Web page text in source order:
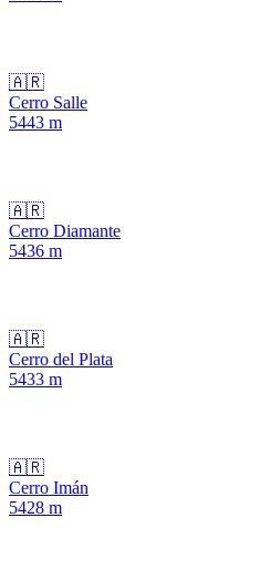
🇦🇷
Cerro Salle
5443 m
🇦🇷
Cerro Diamante
5436 m
🇦🇷
Cerro del Plata
5433 m
🇦🇷
Cerro Imán
5428 m